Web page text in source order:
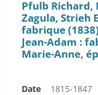
Pfulb Richard,
Zagula, Strieh
fabrique
Jean-Adam :
Marie-Anne,
Date 1815-1847